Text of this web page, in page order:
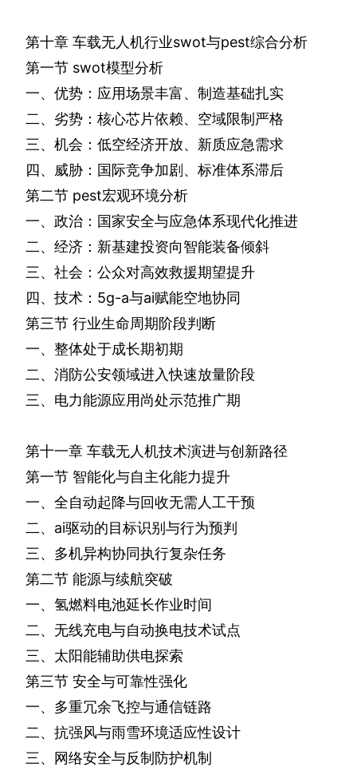
第十章 车载无人机行业swot与pest综合分析
第一节 swot模型分析
一、优势：应用场景丰富、制造基础扎实
二、劣势：核心芯片依赖、空域限制严格
三、机会：低空经济开放、新质应急需求
四、威胁：国际竞争加剧、标准体系滞后
第二节 pest宏观环境分析
一、政治：国家安全与应急体系现代化推进
二、经济：新基建投资向智能装备倾斜
三、社会：公众对高效救援期望提升
四、技术： 5g-a与ai赋能空地协同
第三节 行业生命周期阶段判断
一、整体处于成长期初期
二、消防公安领域进入快速放量阶段
三、电力能源应用尚处示范推广期
第十一章 车载无人机技术演进与创新路径
第一节 智能化与自主化能力提升
一、全自动起降与回收无需人工干预
二、 ai驱动的目标识别与行为预判
三、多机异构协同执行复杂任务
第二节 能源与续航突破
一、氢燃料电池延长作业时间
二、无线充电与自动换电技术试点
三、太阳能辅助供电探索
第三节 安全与可靠性强化
一、多重冗余飞控与通信链路
二、抗强风与雨雪环境适应性设计
三、网络安全与反制防护机制